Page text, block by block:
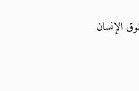
الإنسان